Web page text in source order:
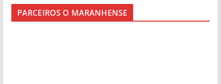
PARCEIROS O MARANHENSE